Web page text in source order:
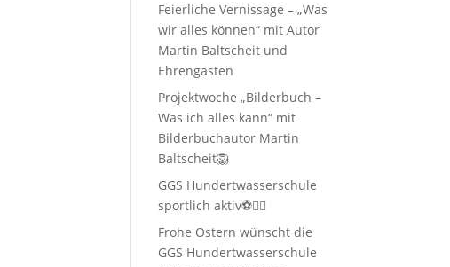
Feierliche Vernissage – „Was
wir alles können“ mit Autor
Martin Baltscheit und
Ehrengästen
Projektwoche „Bilderbuch –
Was ich alles kann“ mit
Bilderbuchautor Martin
Baltscheit🦁
GGS Hundertwasserschule
sportlich aktiv⚽🏃‍♂️
Frohe Ostern wünscht die
GGS Hundertwasserschule